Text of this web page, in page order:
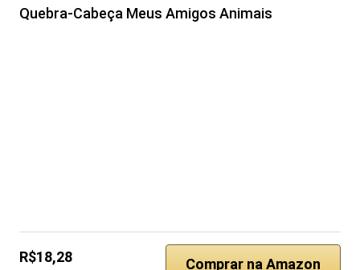
Quebra-Cabeça Meus Amigos Animais
R$18,28 Comprar na Amazon